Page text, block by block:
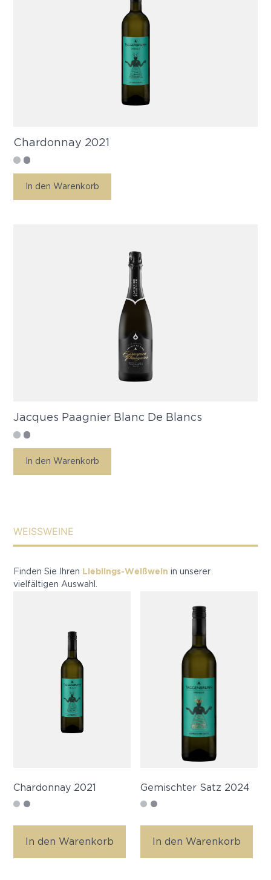
Chardonnay 2021
In den Warenkorb
Jacques Paagnier Blanc De Blancs
In den Warenkorb
WEISSWEINE
Finden Sie Ihren Lieblings-Weißwein in unserer
vielfältigen Auswahl.
Chardonnay 2021
In den Warenkorb
Gemischter Satz 2024
In den Warenkorb